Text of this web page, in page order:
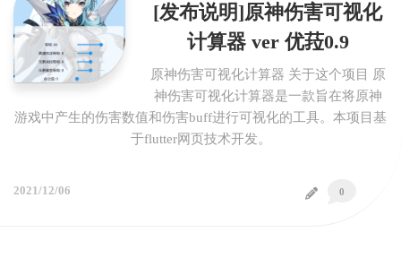
[发布说明]原神伤害可视化
计算器 ver 优菈0.9
原神伤害可视化计算器 关于这个项目 原
神伤害可视化计算器是一款旨在将原神
游戏中产生的伤害数值和伤害buff进行可视化的工具。本项目基
于flutter网页技术开发。
0
2021/12/06